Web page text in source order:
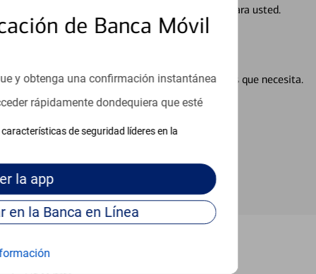
de Banca Móvil
y obtenga una confirmación instantánea
rápidamente dondequiera que esté
de seguridad líderes en la
la app
Continúe para entrar en la Banca en Línea
con usted en un momento que sea adecuado para usted.
línea puede ayudar a proporcionar las respuestas que necesita.
línea